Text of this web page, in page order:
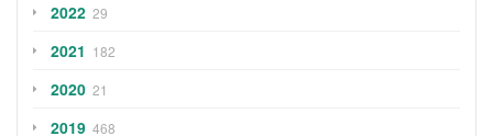
2022 29
2021 182
2020 21
2019 468